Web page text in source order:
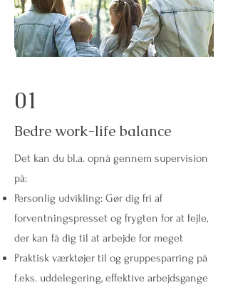
01
Bedre work-life balance
Det kan du bl.a. opnå gennem supervision
på:
Personlig udvikling: Gør dig fri af
forventningspresset og frygten for at fejle,
der kan få dig til at arbejde for meget
Praktisk værktøjer til og gruppesparring på
f.eks. uddelegering, effektive arbejdsgange